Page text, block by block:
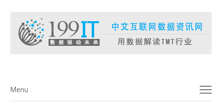
菜单
Menu